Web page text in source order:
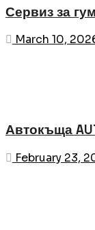
Сервиз за
March 10,
Автокъща
February 23,